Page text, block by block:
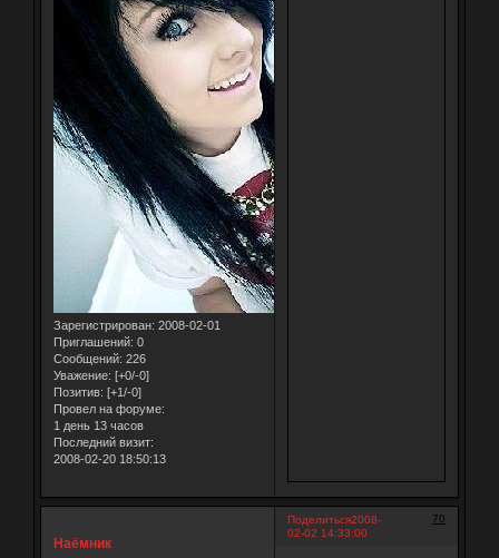
Зарегистрирован: 2008-02-01
Приглашений: 0
Сообщений: 226
Уважение: [+0/-0]
Позитив: [+1/-0]
Провел на форуме:
1 день 13 часов
Последний визит:
2008-02-20 18:50:13
Поделиться 70
2008-
02-02 14:33:00
Наёмник